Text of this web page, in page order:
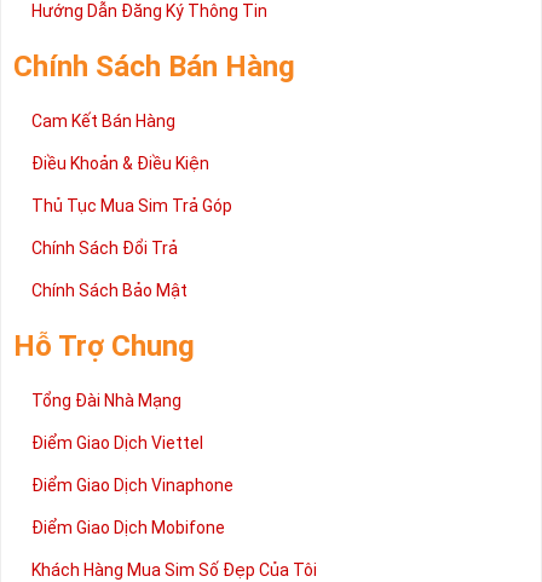
2 đang được rất nhiều khách hàng tin tưởng lựa chọn trên thị
cấp trong bài viết này sẽ giúp bạn hiểu rõ ý nghĩa và các bước đặt
mua sim số tại Sim Tiền Giang nhanh chóng nhất.
Chúc quý khách tìm được chiếc sim Tứ quý 2 như ý!
Hướng Dẫn Đăng Ký Thông Tin
Chính Sách Bán Hàng
Cam Kết Bán Hàng
Điều Khoản & Điều Kiện
Thủ Tục Mua Sim Trả Góp
Chính Sách Đổi Trả
Chính Sách Bảo Mật
Hỗ Trợ Chung
Tổng Đài Nhà Mạng
Điểm Giao Dịch Viettel
Điểm Giao Dịch Vinaphone
Điểm Giao Dịch Mobifone
Khách Hàng Mua Sim Số Đẹp Của Tôi